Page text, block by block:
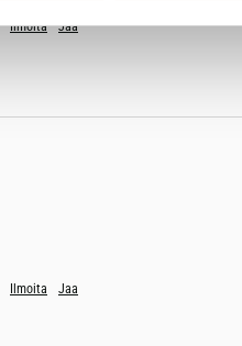
Ilmoita Jaa
Ilmoita Jaa